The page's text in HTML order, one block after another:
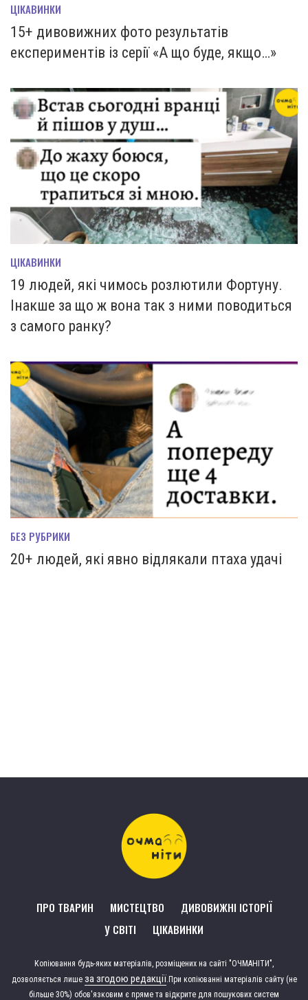
ЦІКАВИНКИ
15+ дивовижних фото результатів
експериментів із серії «А що буде, якщо…»
ЦІКАВИНКИ
19 людей, які чимось розлютили Фортуну.
Інакше за що ж вона так з ними поводиться
з самого ранку?
БЕЗ РУБРИКИ
20+ людей, які явно відлякали птаха удачі
ПРО ТВАРИН МИСТЕЦТВО
ДИВОВИЖНІ ІСТОРІЇ
У СВІТІ
ЦІКАВИНКИ
Копіювання будь-яких матеріалів, розміщених на сайті "ОЧМАНІТИ",
дозволяється лише за згодою редакції.При копіюванні матеріалів сайту (не
більше 30%) обов'язковим є пряме та відкрите для пошукових систем